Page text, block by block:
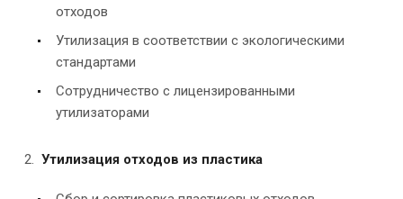
отходов
Утилизация в соответствии с экологическими
стандартами
Сотрудничество с лицензированными
утилизаторами
Утилизация отходов из пластика